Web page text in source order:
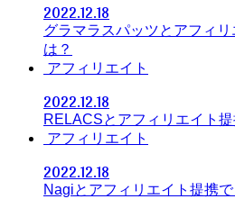
2022.12.18
グラマラスパッツとアフィ
は？
アフィリエイト
2022.12.18
RELACSとアフィリエイト
アフィリエイト
2022.12.18
Nagiとアフィリエイト提携